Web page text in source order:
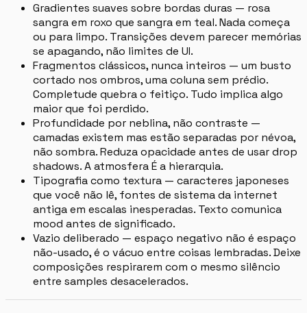
Gradientes suaves sobre bordas duras — rosa
sangra em roxo que sangra em teal. Nada começa
ou para limpo. Transições devem parecer memórias
se apagando, não limites de UI.
Fragmentos clássicos, nunca inteiros — um busto
cortado nos ombros, uma coluna sem prédio.
Completude quebra o feitiço. Tudo implica algo
maior que foi perdido.
Profundidade por neblina, não contraste —
camadas existem mas estão separadas por névoa,
não sombra. Reduza opacidade antes de usar drop
shadows. A atmosfera É a hierarquia.
Tipografia como textura — caracteres japoneses
que você não lê, fontes de sistema da internet
antiga em escalas inesperadas. Texto comunica
mood antes de significado.
Vazio deliberado — espaço negativo não é espaço
não-usado, é o vácuo entre coisas lembradas. Deixe
composições respirarem com o mesmo silêncio
entre samples desacelerados.